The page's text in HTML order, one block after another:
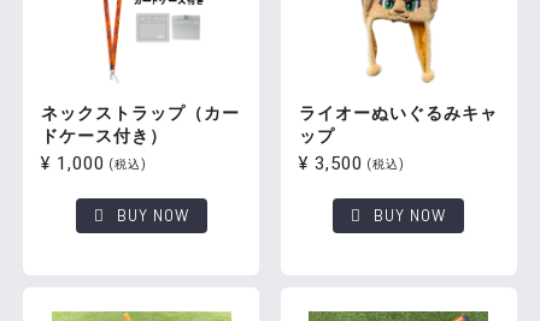
ネックストラップ（カー
ドケース付き）
¥ 1,000 (税込)
BUY NOW
ライオーぬいぐるみキャ
ップ
¥ 3,500 (税込)
BUY NOW